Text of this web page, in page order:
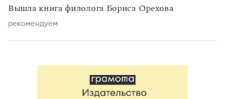
Вышла книга филолога Бориса Орехова
рекомендуем